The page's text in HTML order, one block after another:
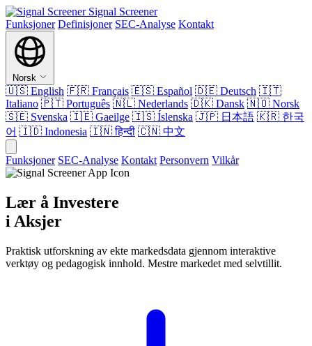
Signal Screener
Funksjoner Definisjoner SEC-Analyse Kontakt
Norsk
🇺🇸 English 🇫🇷 Français 🇪🇸 Español 🇩🇪 Deutsch 🇮🇹
Italiano 🇵🇹 Português 🇳🇱 Nederlands 🇩🇰 Dansk 🇳🇴 Norsk
🇸🇪 Svenska 🇮🇪 Gaeilge 🇮🇸 Íslenska 🇯🇵 日本語 🇰🇷 한국
어 🇮🇩 Indonesia 🇮🇳हिन्दी 🇨🇳 中文
Funksjoner SEC-Analyse Kontakt Personvern Vilkår
Lær å Investere
i Aksjer
Praktisk utforskning av ekte markedsdata gjennom interaktive
verktøy og pedagogisk innhold. Mestre markedet med selvtillit.